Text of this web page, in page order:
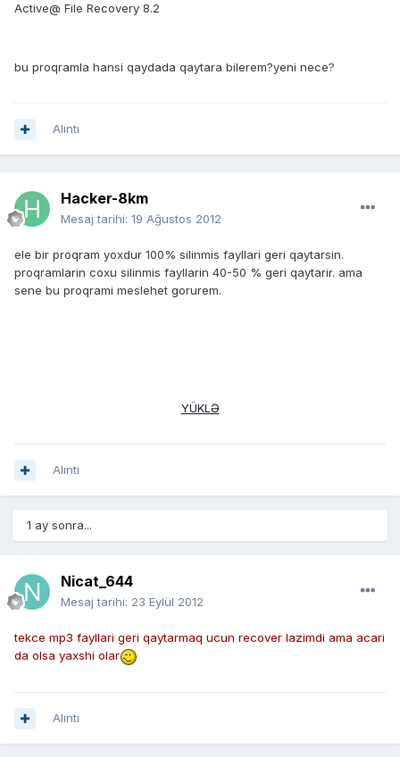
Active@ File Recovery 8.2
bu proqramla hansi qaydada qaytara bilerem?yeni nece?
Alıntı
Hacker-8km
Mesaj tarihi: 19 Ağustos 2012
ele bir proqram yoxdur 100% silinmis fayllari geri qaytarsin.
proqramlarin coxu silinmis fayllarin 40-50 % geri qaytarir. ama
sene bu proqrami meslehet gorurem.
YÜKLƏ
Alıntı
1 ay sonra...
Nicat_644
Mesaj tarihi: 23 Eylül 2012
tekce mp3 fayllari geri qaytarmaq ucun recover lazimdi ama acari
da olsa yaxshi olar
Alıntı